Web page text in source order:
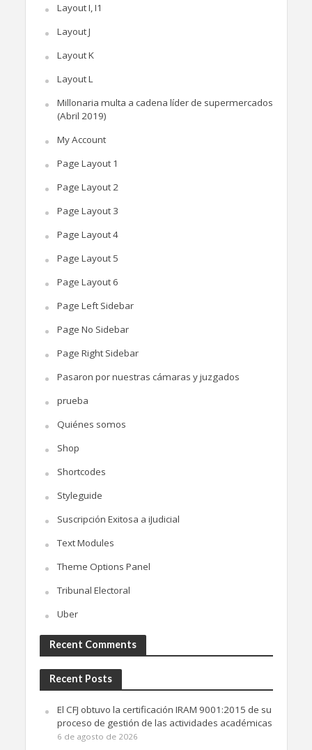
Layout I, I1
Layout J
Layout K
Layout L
Millonaria multa a cadena líder de supermercados
(Abril 2019)
My Account
Page Layout 1
Page Layout 2
Page Layout 3
Page Layout 4
Page Layout 5
Page Layout 6
Page Left Sidebar
Page No Sidebar
Page Right Sidebar
Pasaron por nuestras cámaras y juzgados
prueba
Quiénes somos
Shop
Shortcodes
Styleguide
Suscripción Exitosa a iJudicial
Text Modules
Theme Options Panel
Tribunal Electoral
Uber
Recent Comments
Recent Posts
El CFJ obtuvo la certificación IRAM 9001:2015 de su
proceso de gestión de las actividades académicas
6 de agosto de 2026